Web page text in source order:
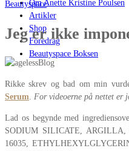
Om Anette Kristine Poulsen
Artikler
Shop
Foredrag
Beautyspace Boksen
Beautyspace
Jeg er ikke
Rikke skrev og bad om min
Serum. For videoerne på nettet er
Lad os begynde med
SODIUM SILICATE,
16035,